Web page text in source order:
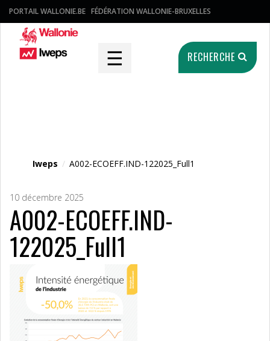
PORTAIL WALLONIE.BE FÉDÉRATION WALLONIE-BRUXELLES
☰ RECHERCHE
Iweps / A002-ECOEFF.IND-122025_Full1
10 décembre 2025
A002-ECOEFF.IND-
122025_Full1